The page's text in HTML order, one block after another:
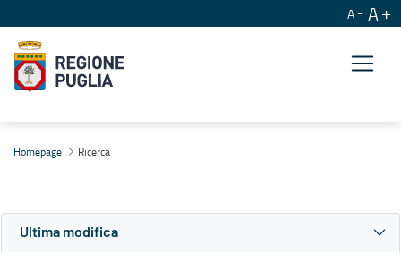
A A
Homepage Ricerca
Ultima modifica